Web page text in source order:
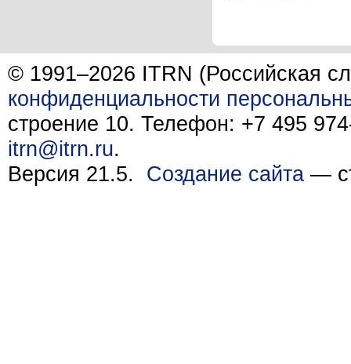
© 1991–2026 ITRN (Российская
конфиденциальности
строение 10. Телефон: +7 495
itrn@itrn.ru.
Версия 21.5. Создание сайта —